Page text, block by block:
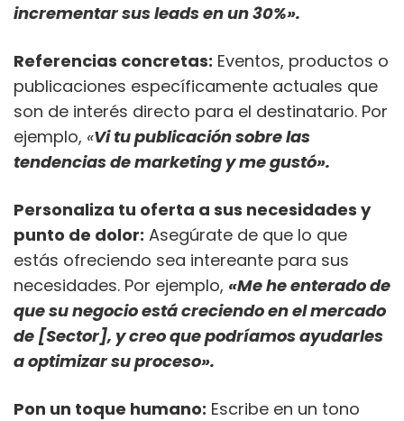
incrementar sus leads en un 30%».
Referencias concretas: Eventos, productos o
publicaciones específicamente actuales que
son de interés directo para el destinatario. Por
ejemplo, «Vi tu publicación sobre las
tendencias de marketing y me gustó».
Personaliza tu oferta a sus necesidades y
punto de dolor: Asegúrate de que lo que
estás ofreciendo sea intereante para sus
necesidades. Por ejemplo, «Me he enterado de
que su negocio está creciendo en el mercado
de [Sector], y creo que podríamos ayudarles
a optimizar su proceso».
Pon un toque humano: Escribe en un tono